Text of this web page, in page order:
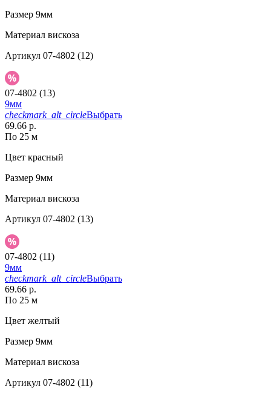
Размер 9мм
Материал вискоза
Артикул 07-4802 (12)
07-4802 (13)
9мм
checkmark_alt_circleВыбрать
69.66 р.
По 25 м
Цвет красный
Размер 9мм
Материал вискоза
Артикул 07-4802 (13)
07-4802 (11)
9мм
checkmark_alt_circleВыбрать
69.66 р.
По 25 м
Цвет желтый
Размер 9мм
Материал вискоза
Артикул 07-4802 (11)